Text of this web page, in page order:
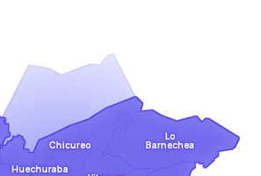
Chicureo
Lo
Barnechea
Huechuraba